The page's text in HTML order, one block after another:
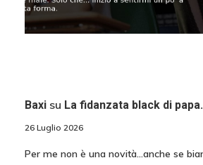
Baxisu La fidanzata black di papa.
26 Luglio 2026
Per me non è una novità...anche se